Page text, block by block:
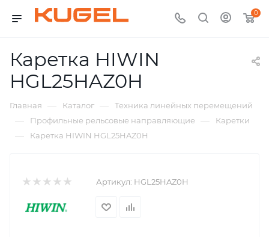
0
Каретка HIWIN
HGL25HAZ0H
Главная — Каталог — Техника линейных перемещений
— Профильные рельсовые направляющие — Каретки
— Каретка HIWIN HGL25HAZ0H
Артикул: HGL25HAZ0H